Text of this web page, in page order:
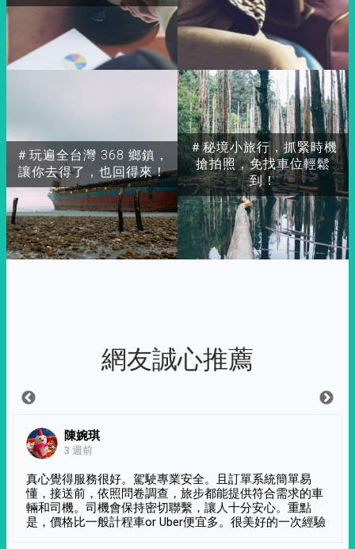
＃玩遍全台灣 368 鄉鎮，
讓你去得了，也回得來！
＃秘境小旅行，抓緊時機
搶拍照，免找車位輕鬆
到！
網友誠心推薦
陳婉琪
3 週前
真心覺得服務很好。駕駛專業安全。且訂單系統簡單易
懂，接送前，依照問卷調查，旅步都能提供符合需求的車
輛和司機。司機會保持密切聯繫，讓人十分安心。重點
是，價格比一般計程車or Uber便宜多。很美好的一次經驗